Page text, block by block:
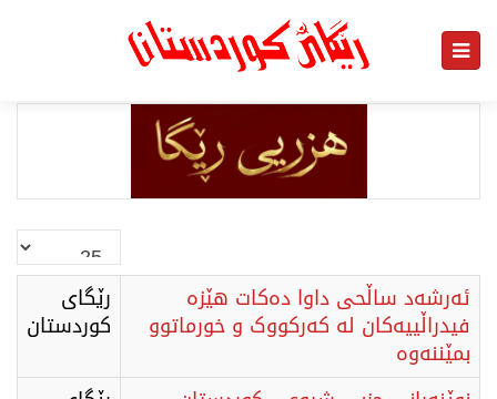
نمایش
#
ئەرشەد ساڵحی داوا دەکات هێزە
فیدراڵییەکان لە کەرکووک و خورماتوو
بمێننەوە
رێگای
كوردستان